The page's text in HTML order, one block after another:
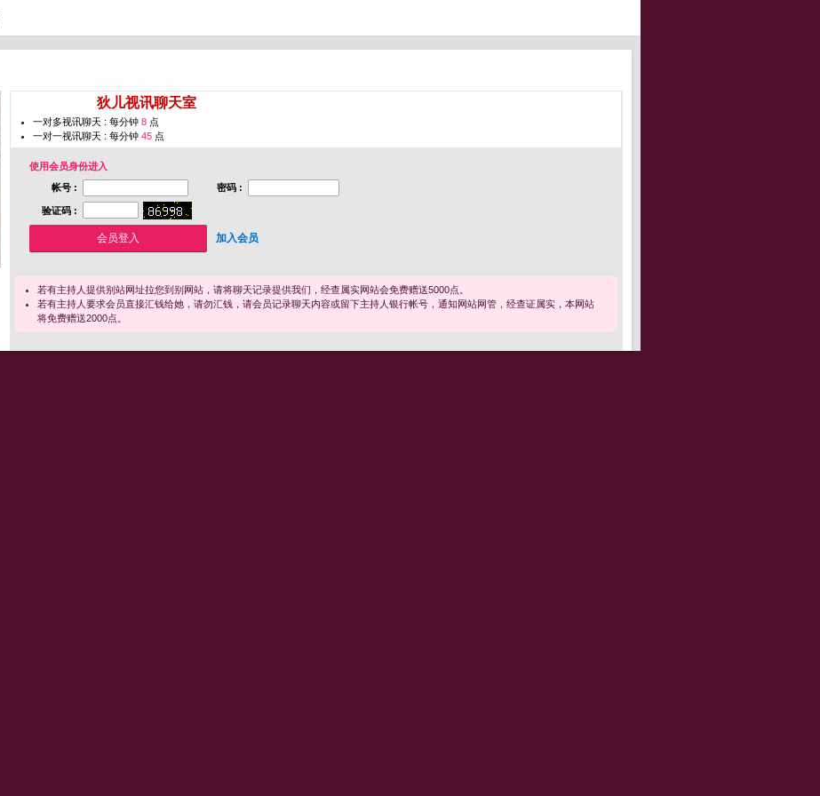
狄儿视讯聊天室
一对多视讯聊天 : 每分钟 8 点
一对一视讯聊天 : 每分钟 45 点
使用会员身份进入
帐号 :
密码 :
验证码 :
加入会员
若有主持人提供别站网址拉您到别网站，请将聊天记录提供我们，经查属实网站会免费赠送5000点。
若有主持人要求会员直接汇钱给她，请勿汇钱，请会员记录聊天内容或留下主持人银行帐号，通知网站网管，经查证属实，本网站
将免费赠送2000点。